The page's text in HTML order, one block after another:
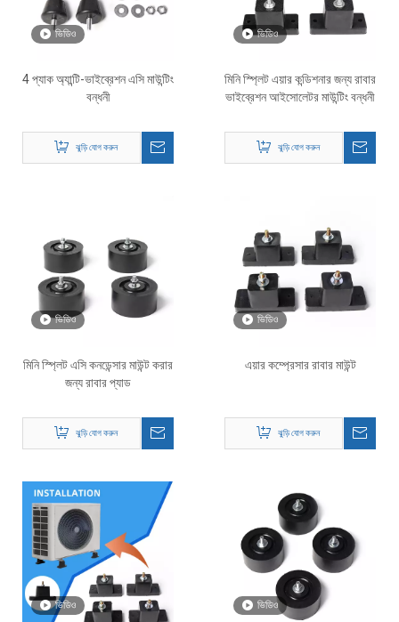
ভিডিও
4 প্যাক অ্যান্টি-ভাইব্রেশন এসি মাউন্টিং
বন্ধনী
ঝুড়ি যোগ করুন
ভিডিও
মিনি স্প্লিট এয়ার কন্ডিশনার জন্য রাবার
ভাইব্রেশন আইসোলেটর মাউন্টিং বন্ধনী
ঝুড়ি যোগ করুন
ভিডিও
মিনি স্প্লিট এসি কনডেন্সার মাউন্ট করার
জন্য রাবার প্যাড
ঝুড়ি যোগ করুন
ভিডিও
এয়ার কম্প্রেসার রাবার মাউন্ট
ঝুড়ি যোগ করুন
ভিডিও ভিডিও